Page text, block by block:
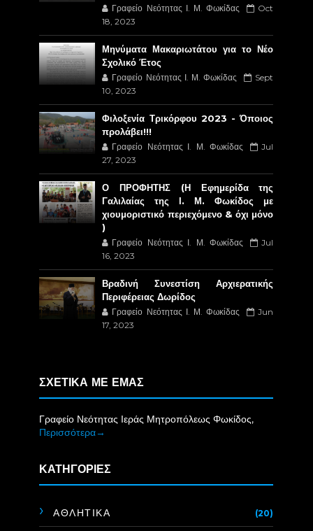
Γραφείο Νεότητας Ι. Μ. Φωκίδας
Oct
18, 2023
Μηνύματα Μακαριωτάτου για το Νέο
Σχολικό Έτος
Γραφείο Νεότητας Ι. Μ. Φωκίδας
Sept
10, 2023
Φιλοξενία Τρικόρφου 2023 - Όποιος
προλάβει!!!
Γραφείο Νεότητας Ι. Μ. Φωκίδας
Jul
27, 2023
Ο ΠΡΟΦΗΤΗΣ (Η Εφημερίδα της
Γαλιλαίας της Ι. Μ. Φωκίδος με
χιουμοριστικό περιεχόμενο & όχι μόνο
)
Γραφείο Νεότητας Ι. Μ. Φωκίδας
Jul
16, 2023
Βραδινή Συνεστίση Αρχιερατικής
Περιφέρειας Δωρίδος
Γραφείο Νεότητας Ι. Μ. Φωκίδας
Jun
17, 2023
ΣΧΕΤΙΚΑ ΜΕ ΕΜΑΣ
Γραφείο Νεότητας Ιεράς Μητροπόλεως Φωκίδος,
Περισσότερα→
ΚΑΤΗΓΟΡΙΕΣ
ΑΘΛΗΤΙΚΑ (20)